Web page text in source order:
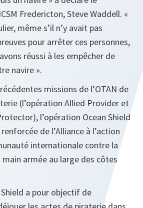
Fredericton, Steve Waddell. «
même s’il n’y avait pas
pour arrêter ces personnes,
réussi à les empêcher de
navire ».
missions de l’OTAN de
(l’opération Allied Provider et
l’opération Ocean Shield
de l’Alliance à l’action
internationale contre la
armée au large des côtes
Shield a pour objectif de